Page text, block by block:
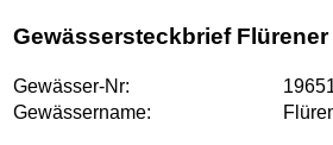
Gewässersteckbrief Flürener
Gewässer-Nr:
Gewässername: